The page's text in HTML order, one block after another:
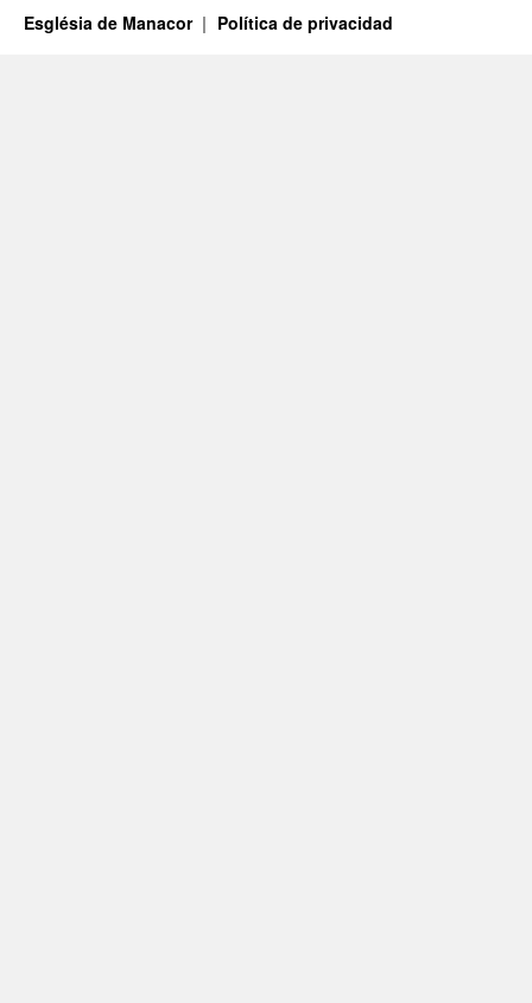
Església de Manacor Política de privacidad